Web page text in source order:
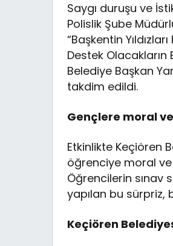
Saygı duruşu ve
Polislik Şube
“Başkentin
Destek Olacakların
Belediye Başkan
takdim edildi.
Gençlere moral
Etkinlikte Keçiören
öğrenciye moral ve
Öğrencilerin sınav
yapılan bu sürpriz,
Keçiören